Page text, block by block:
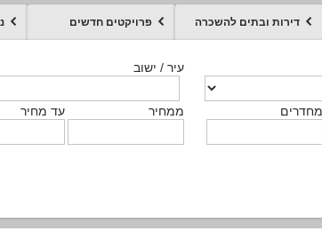
דירות ובתים להשכרה פרויקטים חדשים
מחדרים
עיר / ישוב
ממחיר עד מחיר מחדרים
עיר / ישוב
ממחיר עד מחיר מחדרים
עיר / ישוב
ממחיר עד מחיר
עיר / ישוב
ממחיר עד מחיר
ממחיר
מחדרים
עיר / ישוב
מקומה עד קומה
עיר / ישוב
ממחיר עד מחיר